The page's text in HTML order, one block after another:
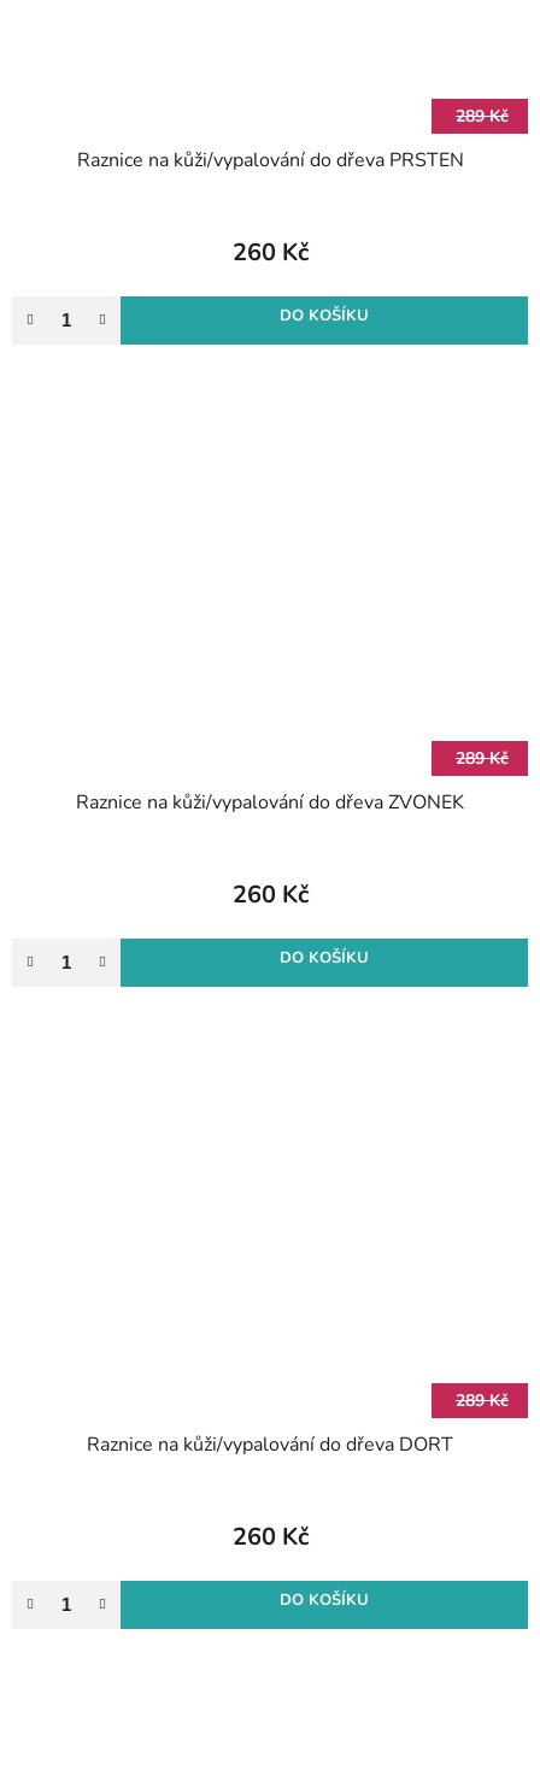
289 Kč
Raznice na kůži/vypalování do dřeva PRSTEN
260 Kč
DO KOŠÍKU
289 Kč
Raznice na kůži/vypalování do dřeva ZVONEK
260 Kč
DO KOŠÍKU
289 Kč
Raznice na kůži/vypalování do dřeva DORT
260 Kč
DO KOŠÍKU